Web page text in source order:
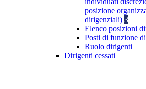
individuati
posizione
dirigenziali) 3
Elenco posizioni
Posti di funzione
Ruolo dirigenti
Dirigenti cessati